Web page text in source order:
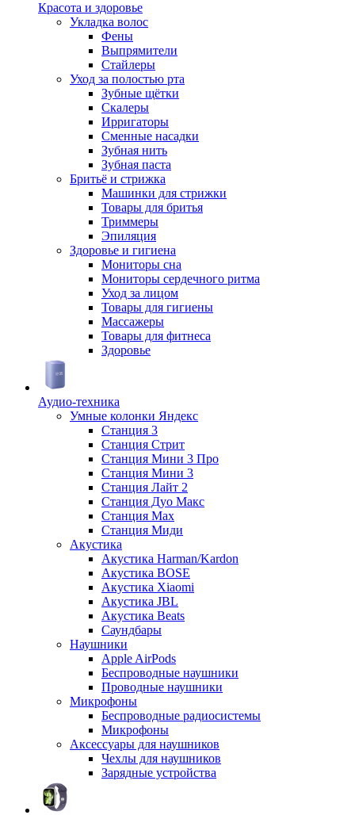
Красота и здоровье
Укладка волос
Фены
Выпрямители
Стайлеры
Уход за полостью рта
Зубные щётки
Скалеры
Ирригаторы
Сменные насадки
Зубная нить
Зубная паста
Бритьё и стрижка
Машинки для стрижки
Товары для бритья
Триммеры
Эпиляция
Здоровье и гигиена
Мониторы сна
Мониторы сердечного ритма
Уход за лицом
Товары для гигиены
Массажеры
Товары для фитнеса
Здоровье
Аудио-техника
Умные колонки Яндекс
Станция 3
Станция Стрит
Станция Мини 3 Про
Станция Мини 3
Станция Лайт 2
Станция Дуо Макс
Станция Max
Станция Миди
Акустика
Акустика Harman/Kardon
Акустика BOSE
Акустика Xiaomi
Акустика JBL
Акустика Beats
Саундбары
Наушники
Apple AirPods
Беспроводные наушники
Проводные наушники
Микрофоны
Беспроводные радиосистемы
Микрофоны
Аксессуары для наушников
Чехлы для наушников
Зарядные устройства